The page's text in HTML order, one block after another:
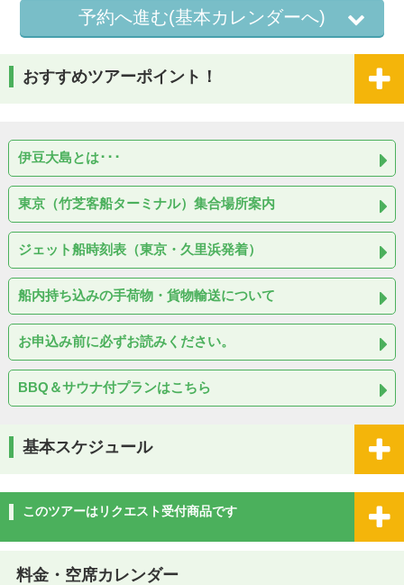
予約へ進む(基本カレンダーへ)
おすすめツアーポイント！
伊豆大島とは･･･
東京（竹芝客船ターミナル）集合場所案内
ジェット船時刻表（東京・久里浜発着）
船内持ち込みの手荷物・貨物輸送について
お申込み前に必ずお読みください。
BBQ＆サウナ付プランはこちら
基本スケジュール
このツアーはリクエスト受付商品です
料金・空席カレンダー